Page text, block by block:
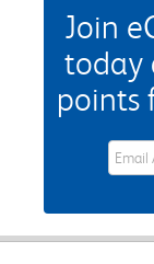
Join
today
points